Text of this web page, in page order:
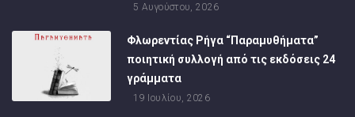
5 Αυγούστου, 2026
Φλωρεντίας Ρήγα “Παραμυθήματα”
ποιητική συλλογή από τις εκδόσεις 24
γράμματα
19 Ιουλίου, 2026